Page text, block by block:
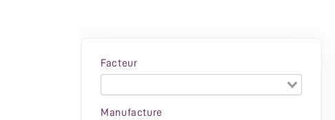
Facteur
Manufacture